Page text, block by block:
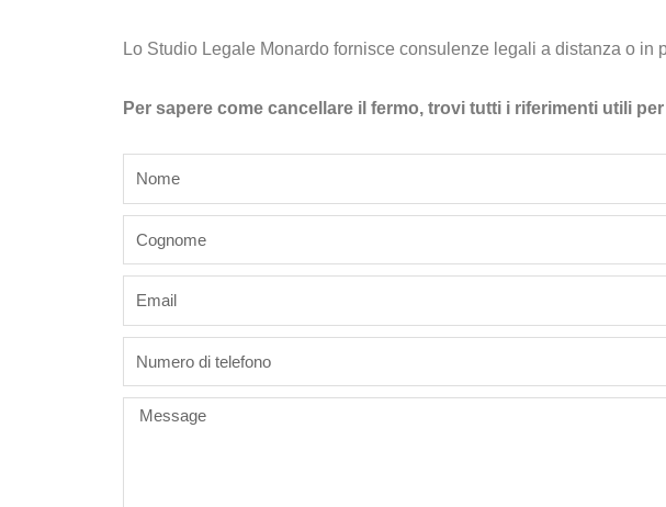
Lo Studio Legale Monardo fornisce consulenze legali a distanza o
Per sapere come cancellare il fermo, trovi tutti i riferimenti utili
Message